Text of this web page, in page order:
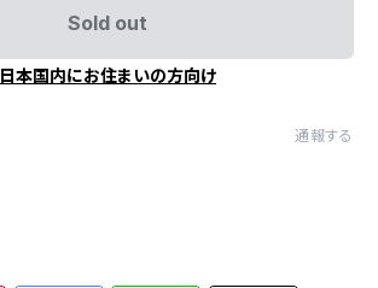
Sold out
日本国内にお住まいの方向け
通報する